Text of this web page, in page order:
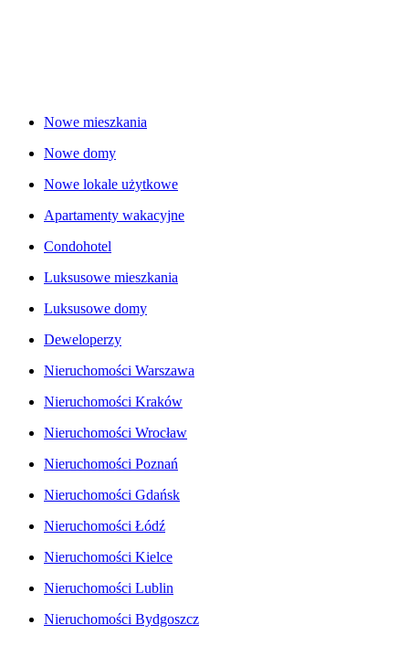
Nowe mieszkania
Nowe domy
Nowe lokale użytkowe
Apartamenty wakacyjne
Condohotel
Luksusowe mieszkania
Luksusowe domy
Deweloperzy
Nieruchomości Warszawa
Nieruchomości Kraków
Nieruchomości Wrocław
Nieruchomości Poznań
Nieruchomości Gdańsk
Nieruchomości Łódź
Nieruchomości Kielce
Nieruchomości Lublin
Nieruchomości Bydgoszcz